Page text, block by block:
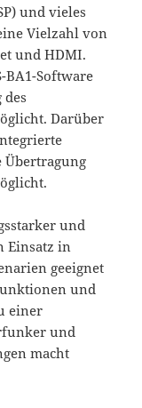
und vieles
Vielzahl von
und HDMI.
BA1-Software
Darüber
Übertragung
und
Einsatz in
geeignet
und
einer
und
macht